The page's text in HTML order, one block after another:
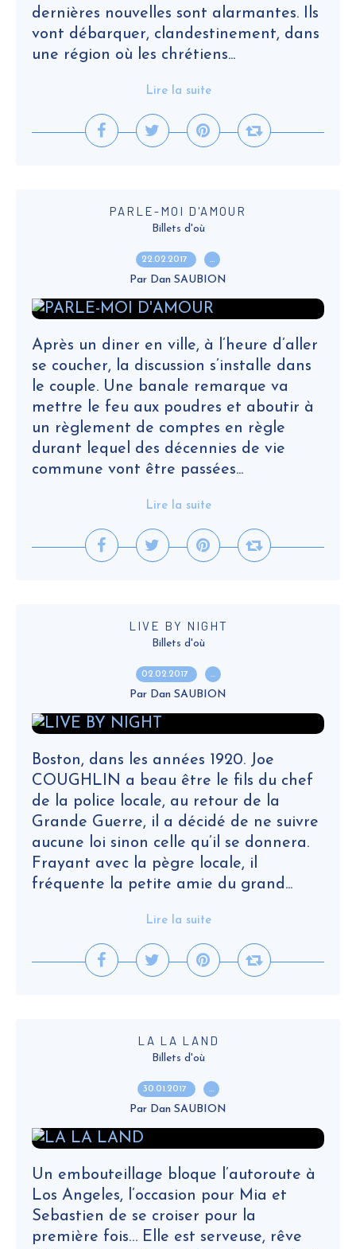
dernières nouvelles sont alarmantes. Ils
vont débarquer, clandestinement, dans
une région où les chrétiens...
Lire la suite
PARLE-MOI D'AMOUR
Billets d'où
22.02.2017 …
Par Dan SAUBION
Après un diner en ville, à l’heure d’aller
se coucher, la discussion s’installe dans
le couple. Une banale remarque va
mettre le feu aux poudres et aboutir à
un règlement de comptes en règle
durant lequel des décennies de vie
commune vont être passées...
Lire la suite
LIVE BY NIGHT
Billets d'où
02.02.2017 …
Par Dan SAUBION
Boston, dans les années 1920. Joe
COUGHLIN a beau être le fils du chef
de la police locale, au retour de la
Grande Guerre, il a décidé de ne suivre
aucune loi sinon celle qu’il se donnera.
Frayant avec la pègre locale, il
fréquente la petite amie du grand...
Lire la suite
LA LA LAND
Billets d'où
30.01.2017 …
Par Dan SAUBION
Un embouteillage bloque l’autoroute à
Los Angeles, l’occasion pour Mia et
Sebastien de se croiser pour la
première fois… Elle est serveuse, rêve